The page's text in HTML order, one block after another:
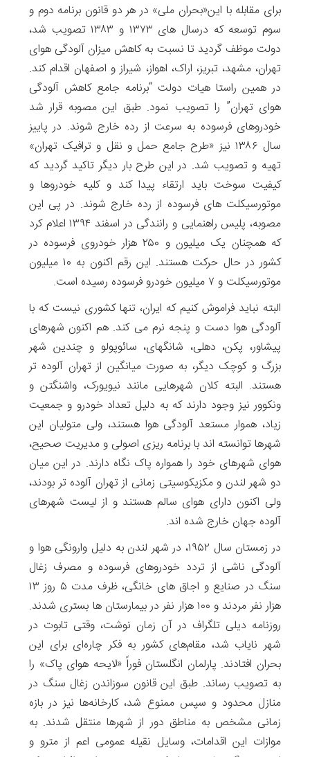
برای مقابله با این«بحران ملی» در هر دو قانون برنامه دوم و
سوم توسعه که درسال های ۱۳۷۳ و ۱۳۸۳ تصویب شد،
دولت موظف گردید تا نسبت به کاهش میزان آلودگی هوای
تهران، مشهد، تبریز، اراک، اهواز، شیراز و اصفهان اقدام کند.
در همین راستا هیات دولت “برنامه جامع کاهش آلودگی
هوای تهران” را تصویب نمود. طبق این مصوبه قرار شد
خودروهای فرسوده به سرعت از رده خارج شوند. در پاییز
سال ۱۳۸۶ نیز «طرح جامع حمل و نقل و ترافیک تهران»
تهیه و تصویب شد. در این طرح بار دیگر تاکید گردید که
کیفیت سوخت باید ارتقاء پیدا کند و کلیه خودروها و
موتورسیکلت‌ های فرسوده از رده خارج شوند. در پی این
مصوبه، پلیس راهنمایی و رانندگی در اسفند ۱۳۹۴ اعلام کرد
که همچنان یک میلیون و ۲۵۰ هزار خودروی فرسوده در
کشور در حال حرکت هستند. این رقم اکنون به ۱۰ میلیون
موتورسیکلت و ۷ میلیون خودرو فرسوده رسیده است.
البته نباید فراموش کنیم که ایران، تنها کشوری نیست که با
آلودگی هوا دست و پنجه نرم می کند. هم اکنون شهرهای
پیشاور، پکن، دهلی، شانگهای، سائوپولو و چندین شهر
بزرگ و کوچک دیگر، به صورت میانگین از تهران آلوده تر
هستند. البته کلان شهرهایی مانند نیویورک، واشنگتن و
ونکوور نیز وجود دارند که به دلیل تعداد خودرو و جمعیت
زیاد، هموار مستعد آلودگی هوا هستند، ولی متولیان این
شهرها توانسته اند با برنامه ریزی اصولی و مدیریت صحیح،
هوای شهرهای خود را همواره پاک نگاه دارند. در این میان
دو شهر لندن و مکزیکوسیتی زمانی از تهران آلوده تر بودند،
ولی اکنون دارای هوای سالم هستند و از لیست شهرهای
آلوده جهان خارج شده اند.
در زمستان سال ۱۹۵۲، در شهر لندن به دلیل وارونگی هوا و
آلودگی ناشی از تردد خودروهای فرسوده و مصرف زغال
سنگ در صنایع و اجاق های ‌خانگی، ظرف مدت ۵ روز ۱۳
هزار نفر مردند و ۱۰۰ هزار نفر در بیمارستان ها بستری شدند.
روزنامه دیلی تلگراف در آن زمان نوشت، وقتی تابوت در
شهر نایاب شد، مقام‌های کشور به فکر چاره‌ای برای این
بحران افتادند. پارلمان انگلستان فوراً «لایحه هوای پاک» را
به تصویب رساند. طبق این قانون سوزاندن زغال سنگ در
منازل محدود و سپس ممنوع شد، کارخانه‌ها نیز در بازه
زمانی مشخص به مناطق دور از شهرها منتقل شدند. به
موازات این اقدامات، وسایل نقیله عمومی اعم از مترو و